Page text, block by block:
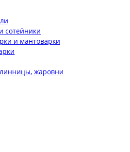
сотейники
и мантоварки
жаровни